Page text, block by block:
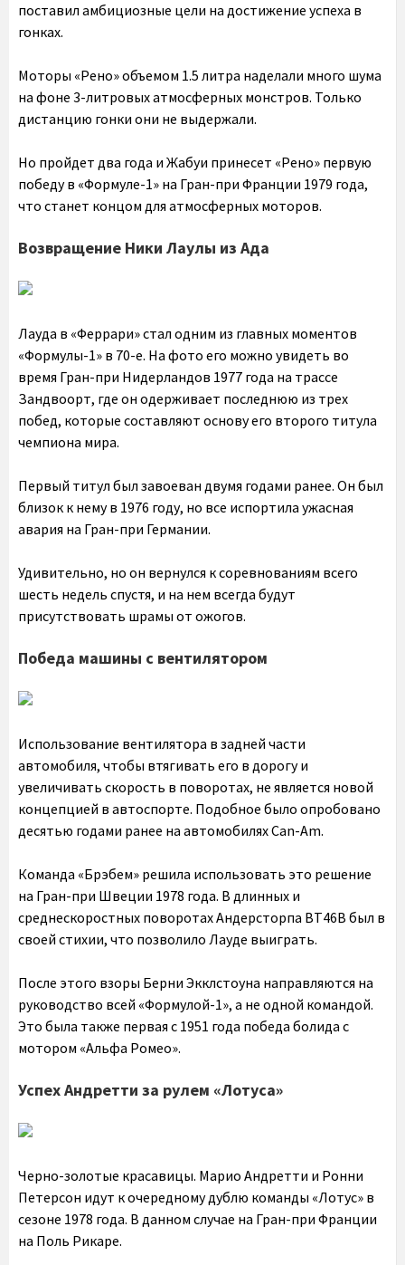
поставил амбициозные цели на достижение успеха в
гонках.
Моторы «Рено» объемом 1.5 литра наделали много шума
на фоне 3-литровых атмосферных монстров. Только
дистанцию гонки они не выдержали.
Но пройдет два года и Жабуи принесет «Рено» первую
победу в «Формуле-1» на Гран-при Франции 1979 года,
что станет концом для атмосферных моторов.
Возвращение Ники Лаулы из Ада
Лауда в «Феррари» стал одним из главных моментов
«Формулы-1» в 70-е. На фото его можно увидеть во
время Гран-при Нидерландов 1977 года на трассе
Зандвоорт, где он одерживает последнюю из трех
побед, которые составляют основу его второго титула
чемпиона мира.
Первый титул был завоеван двумя годами ранее. Он был
близок к нему в 1976 году, но все испортила ужасная
авария на Гран-при Германии.
Удивительно, но он вернулся к соревнованиям всего
шесть недель спустя, и на нем всегда будут
присутствовать шрамы от ожогов.
Победа машины с вентилятором
Использование вентилятора в задней части
автомобиля, чтобы втягивать его в дорогу и
увеличивать скорость в поворотах, не является новой
концепцией в автоспорте. Подобное было опробовано
десятью годами ранее на автомобилях Can-Am.
Команда «Брэбем» решила использовать это решение
на Гран-при Швеции 1978 года. В длинных и
среднескоростных поворотах Андерсторпа BT46B был в
своей стихии, что позволило Лауде выиграть.
После этого взоры Берни Экклстоуна направляются на
руководство всей «Формулой-1», а не одной командой.
Это была также первая с 1951 года победа болида с
мотором «Альфа Ромео».
Успех Андретти за рулем «Лотуса»
Черно-золотые красавицы. Марио Андретти и Ронни
Петерсон идут к очередному дублю команды «Лотус» в
сезоне 1978 года. В данном случае на Гран-при Франции
на Поль Рикаре.